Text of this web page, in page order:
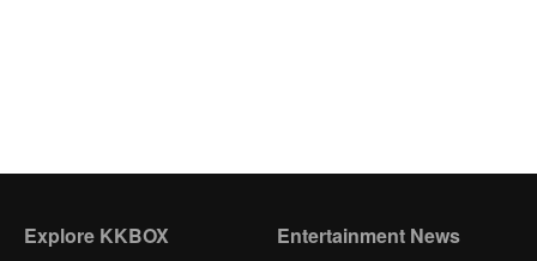
Explore KKBOX Entertainment News